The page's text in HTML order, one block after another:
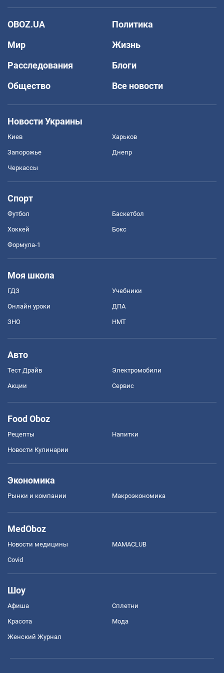
OBOZ.UA
Политика
Мир
Жизнь
Расследования
Блоги
Общество
Все новости
Новости Украины
Киев Харьков
Запорожье Днепр
Черкассы
Спорт
Футбол Баскетбол
Хоккей Бокс
Формула-1
Моя школа
ГДЗ Учебники
Онлайн уроки ДПА
ЗНО НМТ
Авто
Тест Драйв Электромобили
Акции Сервис
Food Oboz
Рецепты Напитки
Новости Кулинарии
Экономика
Рынки и компании Mакроэкономика
MedOboz
Новости медицины MAMACLUB
Covid
Шоу
Афиша Сплетни
Красота Мода
Женский Журнал